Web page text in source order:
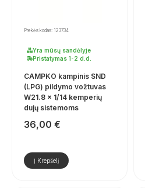
Prekės kodas: 123734
Yra mūsų sandėlyje
Pristatymas 1-2 d.d.
CAMPKO kampinis SND
(LPG) pildymo vožtuvas
W21.8 x 1/14 kemperių
dujų sistemoms
36,00 €
Į Krepšelį